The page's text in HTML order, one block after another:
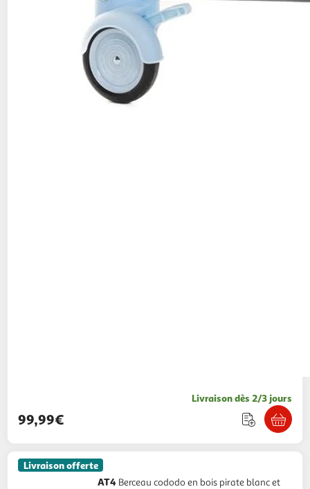
Livraison dès 2/3 jours
99,99€
Livraison offerte
AT4